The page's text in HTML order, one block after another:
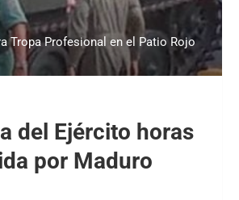
Tropa Profesional en el Patio Rojo
del Ejército horas
por Maduro